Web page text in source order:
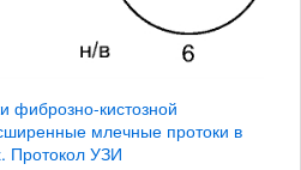
фиброзно-кистозной
млечные протоки в
Протокол УЗИ